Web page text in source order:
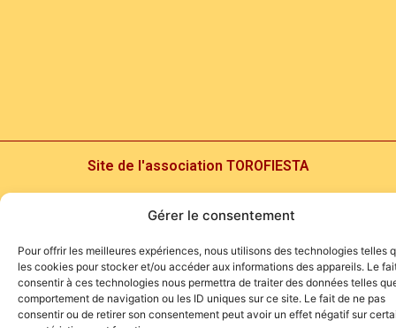
Gérer le consentement
Pour offrir les meilleures expériences, nous utilisons des technologies telles
les cookies pour stocker et/ou accéder aux informations des appareils. Le
consentir à ces technologies nous permettra de traiter des données telles
comportement de navigation ou les ID uniques sur ce site. Le fait de ne pas
consentir ou de retirer son consentement peut avoir un effet négatif sur
Site de l'association TOROFIESTA